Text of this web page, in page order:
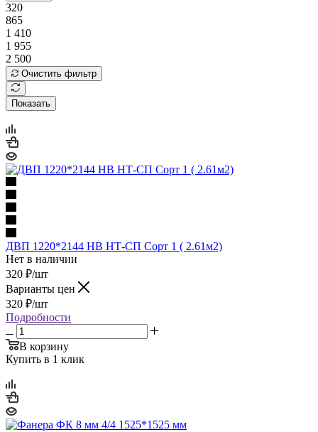
320
865
1 410
1 955
2 500
Очистить фильтр
Показать
ДВП 1220*2144 НВ НТ-СП Сорт 1 ( 2.61м2)
Нет в наличии
320 ₽/шт
Варианты цен
320 ₽/шт
Подробности
В корзину
Купить в 1 клик